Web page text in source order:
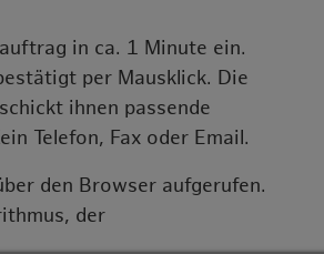
in ca. 1 Minute ein.
per Mausklick. Die
ihnen passende
Telefon, Fax oder Email.
den Browser aufgerufen.
der